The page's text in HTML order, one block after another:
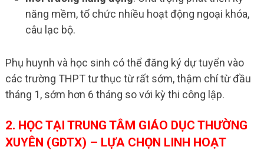
năng mềm, tổ chức nhiều hoạt động ngoại khóa,
câu lạc bộ.
Phụ huynh và học sinh có thể đăng ký dự tuyển vào
các trường THPT tư thục từ rất sớm, thậm chí từ đầu
tháng 1, sớm hơn 6 tháng so với kỳ thi công lập.
2. HỌC TẠI TRUNG TÂM GIÁO DỤC THƯỜNG
XUYÊN (GDTX) – LỰA CHỌN LINH HOẠT